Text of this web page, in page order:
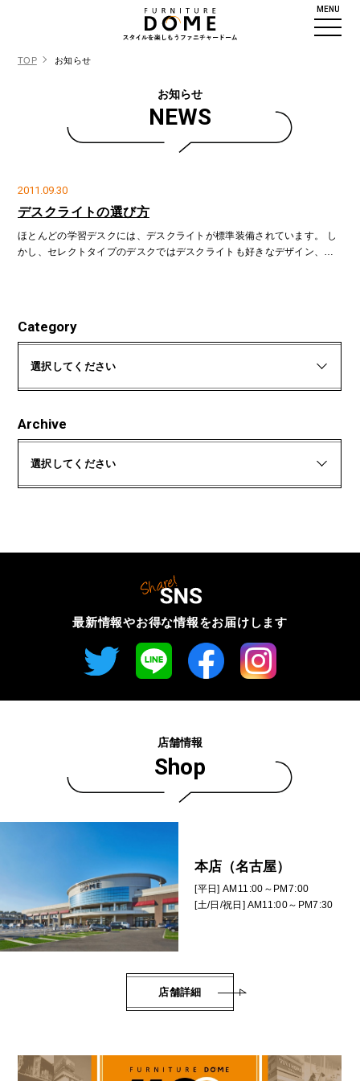
MENU
TOP お知らせ
お知らせ
NEWS
2011.09.30
デスクライトの選び方
ほとんどの学習デスクには、デスクライトが標準装備されています。 し
かし、セレクトタイプのデスクではデスクライトも好きなデザイン、タ
Category
選択してください
Archive
選択してください
店舗情報
Shop
本店（名古屋）
[平日] AM11:00～PM7:00
[土/日/祝日] AM11:00～PM7:30
店舗詳細
最新情報やお得な情報をお届けします